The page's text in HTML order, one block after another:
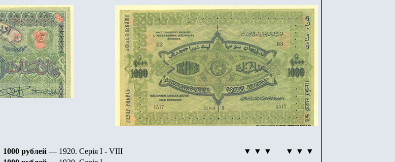
1000 рублей — 1920. Серiя I - VIII ▼ ▼ ▼
▼ ▼ ▼